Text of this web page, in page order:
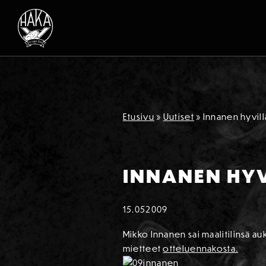
Siirry sisältöön
Etusivu » Uutiset » Innanen
INNANEN
15.052009
Mikko Innanen sai maalitilinsä
mietteetotteluennakosta.